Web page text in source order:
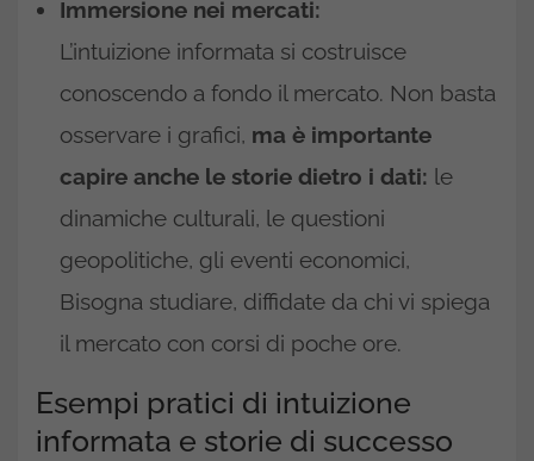
Immersione nei mercati:
L’intuizione informata si costruisce
conoscendo a fondo il mercato. Non basta
osservare i grafici, ma è importante
capire anche le storie dietro i dati: le
dinamiche culturali, le questioni
geopolitiche, gli eventi economici,
Bisogna studiare, diffidate da chi vi spiega
il mercato con corsi di poche ore.
Esempi pratici di intuizione
informata e storie di successo